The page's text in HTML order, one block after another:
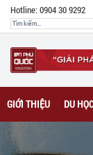
Hotline: 0904 30 9292
GIỚI THIỆU DU HỌC